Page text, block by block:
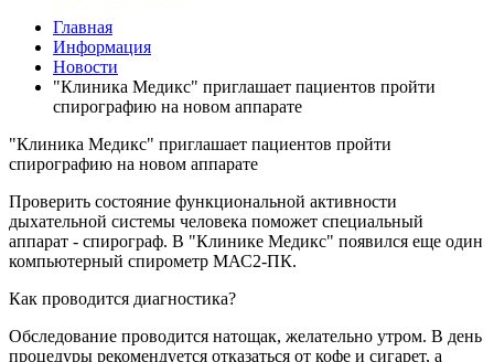
Главная
Информация
Новости
"Клиника Медикс" приглашает пациентов пройти
спирографию на новом аппарате
"Клиника Медикс" приглашает пациентов пройти
спирографию на новом аппарате
Проверить состояние функциональной активности
дыхательной системы человека поможет специальный
аппарат - спирограф. В "Клинике Медикс" появился еще один
компьютерный спирометр МАС2-ПК.
Как проводится диагностика?
Обследование проводится натощак, желательно утром. В день
процедуры рекомендуется отказаться от кофе и сигарет, а